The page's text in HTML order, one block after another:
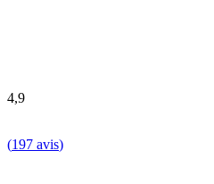
4,9
(197 avis)